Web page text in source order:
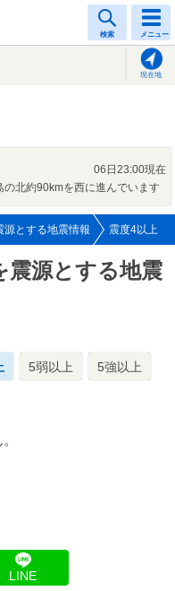
検索 メニュー
現在地
06日23:00現在
北約90kmを西に進んでいます
源とする地震情報 震度4以上
震源とする地震
5弱以上 5強以上
LINE